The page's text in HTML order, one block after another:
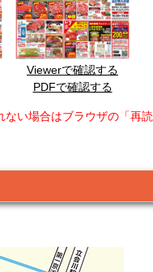
Viewerで確認する
PDFで確認する
ない場合はブラウザの「再